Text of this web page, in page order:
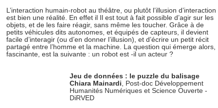
L’interaction humain-robot au théâtre, ou plutôt l’illusion d’interaction
est bien une réalité. En effet il Il est tout à fait possible d’agir sur les
objets, et de les faire réagir, sans même les toucher. Grâce à de
petits véhicules dits autonomes, et équipés de capteurs, il devient
facile d’interagir (ou d’en donner l’illusion), et d’écrire un petit récit
partagé entre l’homme et la machine. La question qui émerge alors,
fascinante, est la suivante : un robot est -il un acteur ?
Jeu de données : le puzzle du balisage
Chiara Mainardi , Post-doc Développement
Humanités Numériques et Science Ouverte -
DiRVED